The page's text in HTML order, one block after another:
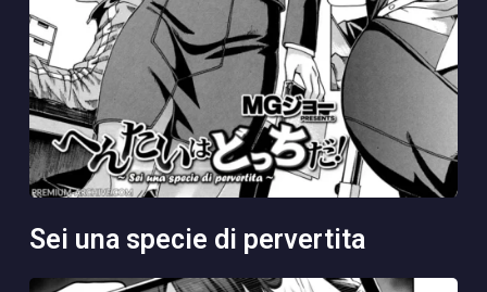
sei una specie di pervertita